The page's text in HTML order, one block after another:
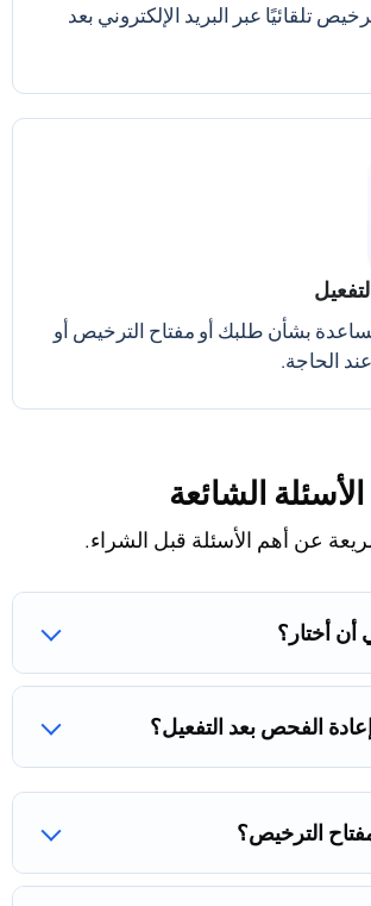
تلقائيًا عبر البريد الإلكتروني بعد
بشأن طلبك أو مفتاح الترخيص أو
الحاجة.
الأسئلة الشائعة
عن أهم الأسئلة قبل الشراء.
أن أختار؟
الفحص بعد التفعيل؟
الترخيص؟